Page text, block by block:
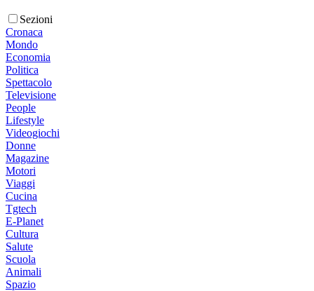
Sezioni
Cronaca
Mondo
Economia
Politica
Spettacolo
Televisione
People
Lifestyle
Videogiochi
Donne
Magazine
Motori
Viaggi
Cucina
Tgtech
E-Planet
Cultura
Salute
Scuola
Animali
Spazio